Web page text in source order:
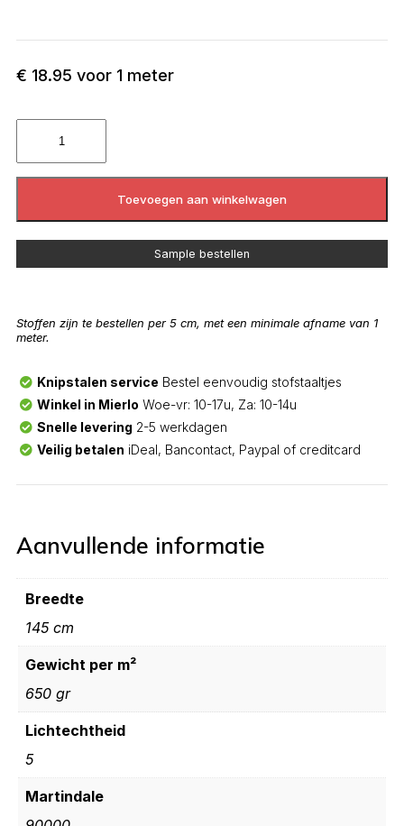
€ 18.95 voor 1 meter
Toevoegen aan winkelwagen
Sample bestellen
Stoffen zijn te bestellen per 5 cm, met een minimale afname van 1
meter.
Knipstalen service Bestel eenvoudig stofstaaltjes
Winkel in Mierlo Woe-vr: 10-17u, Za: 10-14u
Snelle levering 2-5 werkdagen
Veilig betalen iDeal, Bancontact, Paypal of creditcard
Aanvullende informatie
Breedte
145 cm
Gewicht per m²
650 gr
Lichtechtheid
5
Martindale